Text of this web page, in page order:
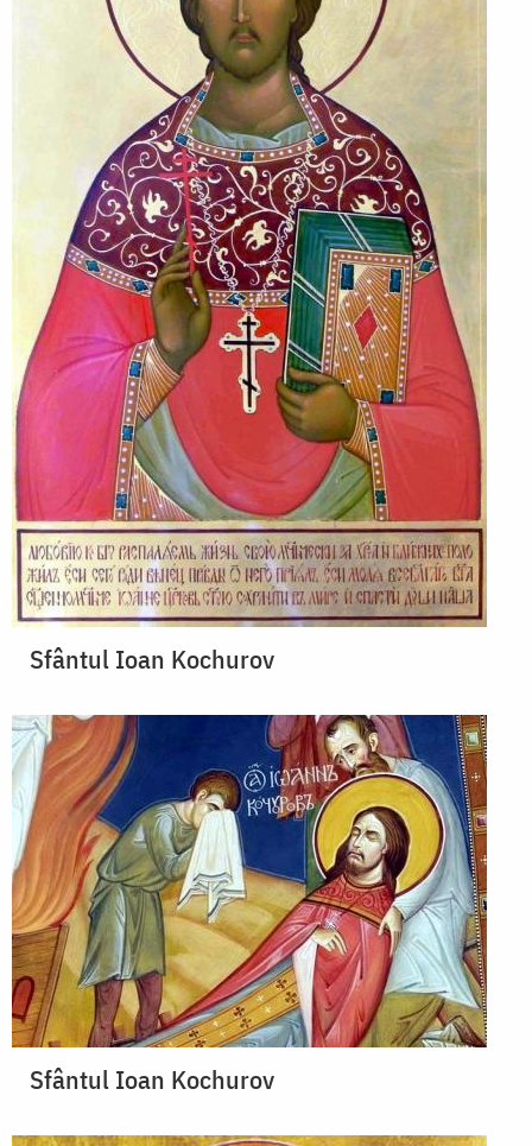
Sfântul Ioan Kochurov
Sfântul Ioan Kochurov